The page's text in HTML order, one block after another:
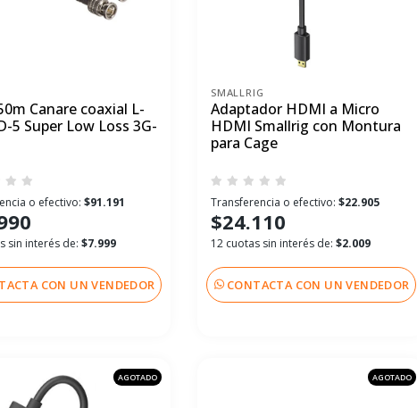
Canare coaxial L-
5 Super Low Loss 3G-
o efectivo: $91.191
sin interés de: $7.999
CON UN VENDEDOR
SMALLRIG
Adaptador HDMI a Micro
HDMI Smallrig con Montura
para Cage
Transferencia o efectivo: $22.905
$24.110
12 cuotas sin interés de: $2.009
CONTACTA CON UN VENDEDOR
AGOTADO AGOTADO